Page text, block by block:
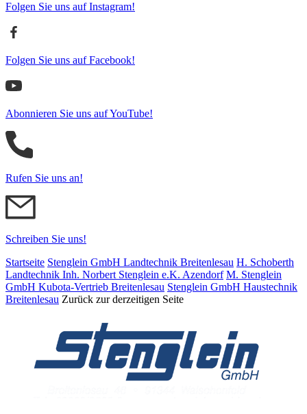
Folgen Sie uns auf Instagram!
Folgen Sie uns auf Facebook!
Abonnieren Sie uns auf YouTube!
Rufen Sie uns an!
Schreiben Sie uns!
Startseite Stenglein GmbH Landtechnik Breitenlesau H. Schoberth
Land­tech­nik Inh. Norbert Stenglein e.K. Azendorf M. Stenglein
GmbH Kubota-Vertrieb Breitenlesau Stenglein GmbH Haustechnik
Breitenlesau Zurück zur derzeitigen Seite